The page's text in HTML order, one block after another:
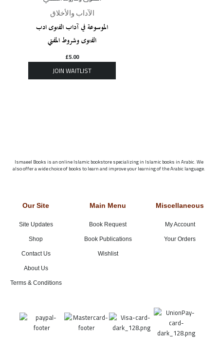
الآداب والأخلاق
الموسوعة في آداب الفتوى ادب
الفتوى وشروط المفتي
£5.00
Ismaeel Books is an online Islamic bookstore specializing in Islamic books in Arabic. We
also offer a wide choice of books to learn and improve your learning of the Arabic language.
Our Site
Site Updates
Shop
Contact Us
About Us
Terms & Conditions
Main Menu
Book Request
Book Publications
Wishlist
Miscellaneous
My Account
Your Orders